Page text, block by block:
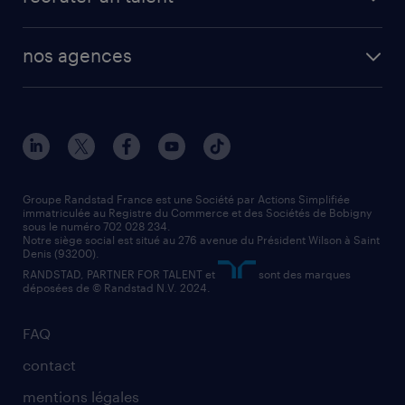
manutentionnaire
assistant administratif
comptable
solutions opérationnelles
contact entreprise
faq intérim / recrutement
nos agences
nos agences par ville
nos agences par région
nos cabinets de recrutement
FAQ
contact
mentions légales
Groupe Randstad France est une Société par Actions Simplifiée
immatriculée au Registre du Commerce et des Sociétés de Bobigny
sous le numéro 702 028 234.
Notre siège social est situé au 276 avenue du Président Wilson à Saint
Denis (93200).
RANDSTAD, PARTNER FOR TALENT et
sont des marques
déposées de © Randstad N.V. 2024.